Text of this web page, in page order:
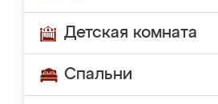
Детская комната
Спальни